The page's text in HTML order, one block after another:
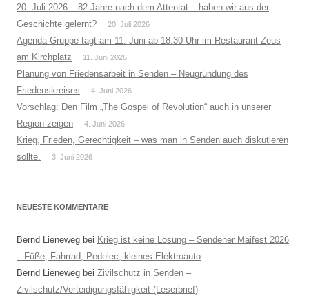
20. Juli 2026 – 82 Jahre nach dem Attentat – haben wir aus der
Geschichte gelernt?
20. Juli 2026
Agenda-Gruppe tagt am 11. Juni ab 18.30 Uhr im Restaurant Zeus
am Kirchplatz
11. Juni 2026
Planung von Friedensarbeit in Senden – Neugründung des
Friedenskreises
4. Juni 2026
Vorschlag: Den Film „The Gospel of Revolution“ auch in unserer
Region zeigen
4. Juni 2026
Krieg, Frieden, Gerechtigkeit – was man in Senden auch diskutieren
sollte.
3. Juni 2026
NEUESTE KOMMENTARE
Bernd Lieneweg bei Krieg ist keine Lösung – Sendener Maifest 2026
– Füße, Fahrrad, Pedelec, kleines Elektroauto
Bernd Lieneweg bei Zivilschutz in Senden –
Zivilschutz/Verteidigungsfähigkeit (Leserbrief)